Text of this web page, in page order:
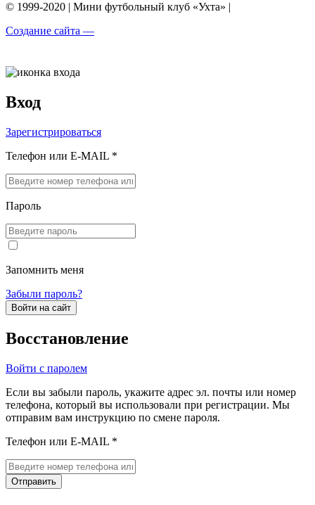
© 1999-2020 | Мини футбольный клуб «Ухта» |
Создание сайта —
Вход
Зарегистрироваться
Телефон или E-MAIL *
Пароль
Запомнить меня
Забыли пароль?
Войти на сайт
Восстановление
Войти с паролем
Если вы забыли пароль, укажите адрес эл. почты или номер
телефона, который вы использовали при регистрации. Мы
отправим вам инструкцию по смене пароля.
Телефон или E-MAIL *
Отправить